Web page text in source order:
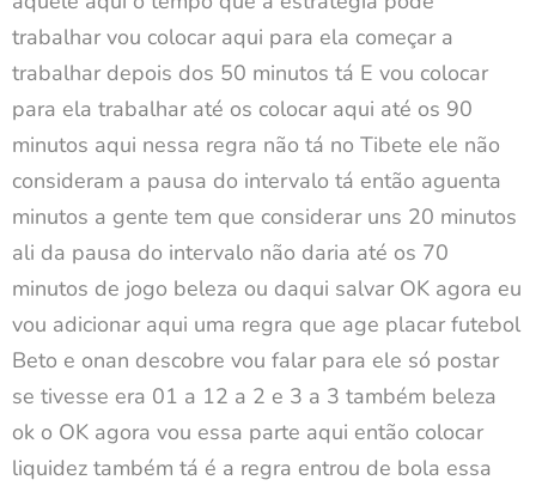
trabalhar vou colocar aqui para ela começar a
trabalhar depois dos 50 minutos tá E vou colocar
para ela trabalhar até os colocar aqui até os 90
minutos aqui nessa regra não tá no Tibete ele não
consideram a pausa do intervalo tá então aguenta
minutos a gente tem que considerar uns 20 minutos
ali da pausa do intervalo não daria até os 70
minutos de jogo beleza ou daqui salvar OK agora eu
vou adicionar aqui uma regra que age placar futebol
Beto e onan descobre vou falar para ele só postar
se tivesse era 01 a 12 a 2 e 3 a 3 também beleza
ok o OK agora vou essa parte aqui então colocar
liquidez também tá é a regra entrou de bola essa